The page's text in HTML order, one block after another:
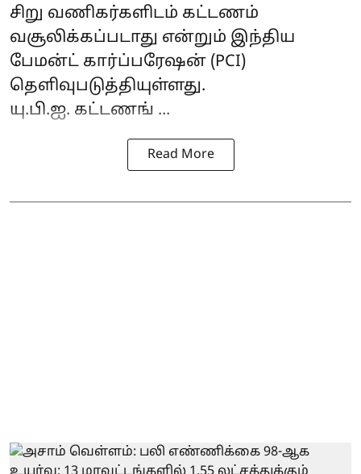
சிறு வணிகர்களிடம் கட்டணம்
வசூலிக்கப்படாது என்றும் இந்திய
பேமன்ட் கார்ப்பரேஷன் (PCI)
தெளிவுபடுத்தியுள்ளது.
யு.பி.ஐ. கட்டணங் ...
Read More